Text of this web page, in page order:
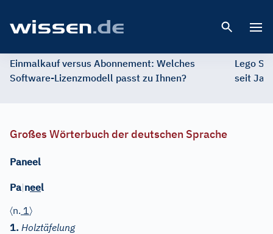
Einmalkauf versus Abonnement: Welches
Software-Lizenzmodell passt zu Ihnen?
Lego
seit
Großes Wörterbuch der deutschen Sprache
Paneel
Pa|neel
〈n. 1〉
1. Holztäfelung